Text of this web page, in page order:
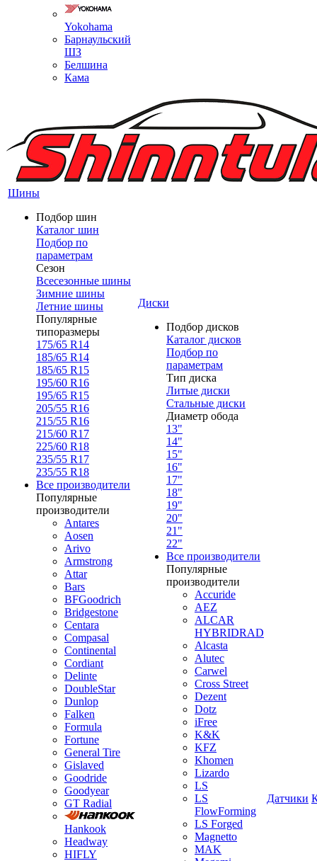
Yokohama
Барнаульский
ШЗ
Белшина
Кама
Шины
Подбор шин
Каталог шин
Подбор по
параметрам
Сезон
Всесезонные шины
Зимние шины
Летние шины
Популярные
типоразмеры
175/65 R14
185/65 R14
185/65 R15
195/60 R16
195/65 R15
205/55 R16
215/55 R16
215/60 R17
225/60 R18
235/55 R17
235/55 R18
Все производители
Популярные
производители
Antares
Aosen
Arivo
Armstrong
Attar
Bars
BFGoodrich
Bridgestone
Centara
Compasal
Continental
Cordiant
Delinte
DoubleStar
Dunlop
Falken
Formula
Fortune
General Tire
Gislaved
Goodride
Goodyear
GT Radial
Hankook
Headway
HIFLY
Диски
Подбор дисков
Каталог дисков
Подбор по
параметрам
Тип диска
Литые диски
Стальные диски
Диаметр обода
13"
14"
15"
16"
17"
18"
19"
20"
21"
22"
Все производители
Популярные
производители
Accuride
AEZ
ALCAR
HYBRIDRAD
Alcasta
Alutec
Carwel
Cross Street
Dezent
Dotz
iFree
K&K
KFZ
Khomen
Lizardo
LS
LS
FlowForming
LS Forged
Magnetto
MAK
Датчики